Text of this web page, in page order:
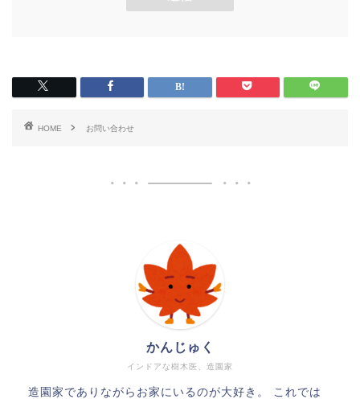
HOME お問い合わせ
インドアな樹木医、造園家
かんじゅく
造園家でありながらお家にいるのが大好き。 これでは